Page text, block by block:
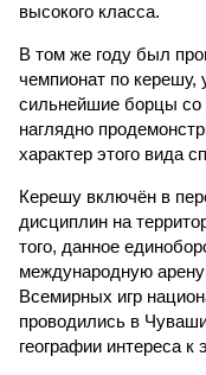
высокого класса.
В том же году был
чемпионат по керешу,
сильнейшие борцы со
наглядно
характер этого вида
Керешу включён в
дисциплин на
того, данное
международную
Всемирных игр
проводились в
географии интереса к